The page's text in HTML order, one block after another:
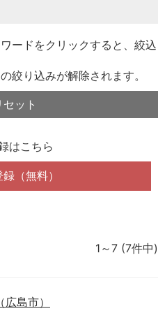
ードをクリックすると、絞込
絞り込みが解除されます。
セット
はこちら
（無料）
1～7 (7件中)
島市）